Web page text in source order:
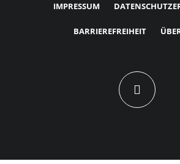
IMPRESSUM
BARRIEREFREIHEIT